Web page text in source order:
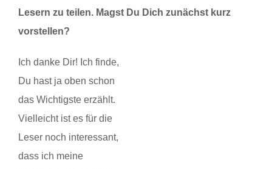
Lesern zu teilen. Magst Du Dich zunächst kurz
vorstellen?
Ich danke Dir! Ich finde,
Du hast ja oben schon
das Wichtigste erzählt.
Vielleicht ist es für die
Leser noch interessant,
dass ich meine